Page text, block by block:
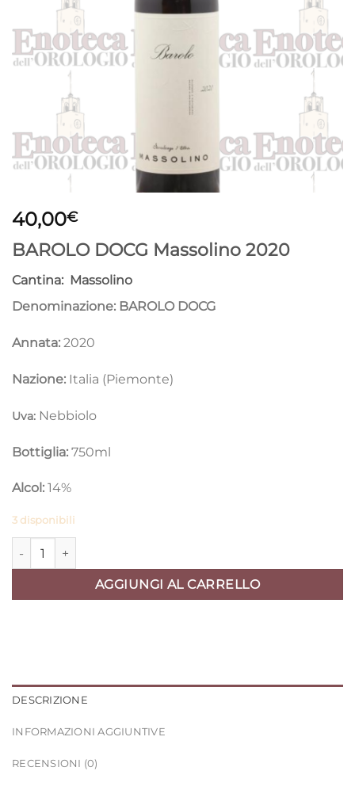
40,00€
BAROLO DOCG Massolino 2020
Cantina: Massolino
Denominazione: BAROLO DOCG
Annata: 2020
Nazione: Italia (Piemonte)
Uva: Nebbiolo
Bottiglia: 750ml
Alcol: 14%
3 disponibili
BAROLO DOCG Massolino 2020 quantità
AGGIUNGI AL CARRELLO
DESCRIZIONE
INFORMAZIONI AGGIUNTIVE
RECENSIONI (0)